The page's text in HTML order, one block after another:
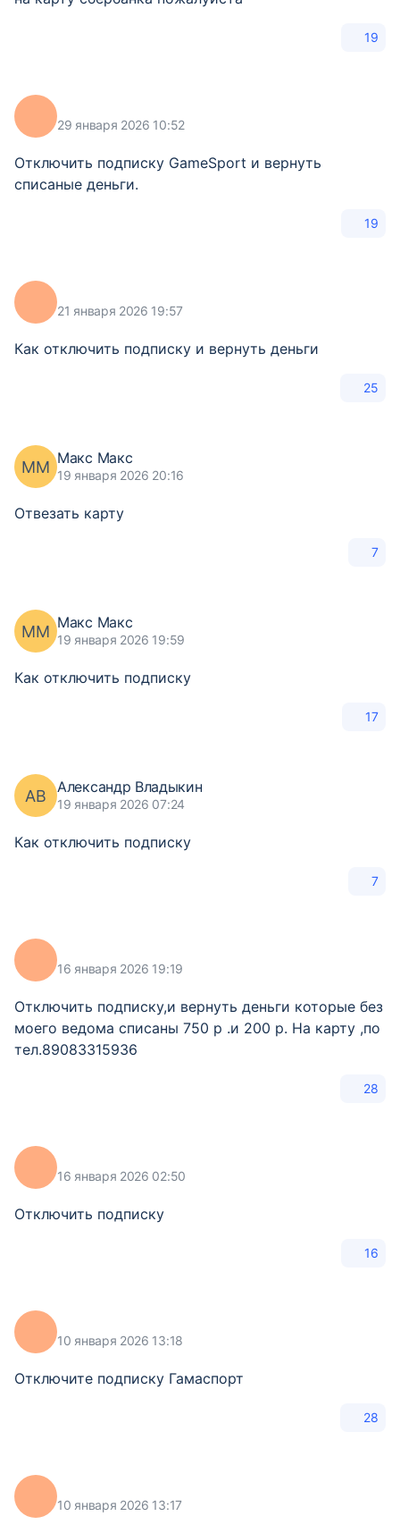
19
29 января 2026 10:52
Отключить подписку GameSport и вернуть
списаные деньги.
19
21 января 2026 19:57
Как отключить подписку и вернуть деньги
25
ММ Макс Макс
19 января 2026 20:16
Отвезать карту
7
ММ Макс Макс
19 января 2026 19:59
Как отключить подписку
17
АВ Александр Владыкин
19 января 2026 07:24
Как отключить подписку
7
16 января 2026 19:19
Отключить подписку,и вернуть деньги которые без
моего ведома списаны 750 р .и 200 р. На карту ,по
тел.89083315936
28
16 января 2026 02:50
Отключить подписку
16
10 января 2026 13:18
Отключите подписку Гамаспорт
28
10 января 2026 13:17